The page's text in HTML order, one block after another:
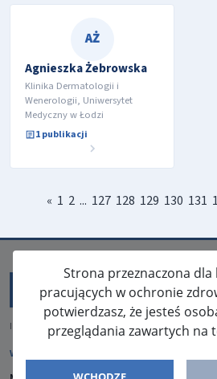
AŻ
Agnieszka Żebrowska
Klinika Dermatologii i
Wenerologii, Uniwersytet
Medyczny w Łodzi
1 publikacji
« 1 2 ... 127 128 129 130 131
Strona przeznaczona dla
pracujących w ochronie
potwierdzasz, że jesteś
przeglądania zawartych na
ISSN: 2080-5438
WYDAWCA